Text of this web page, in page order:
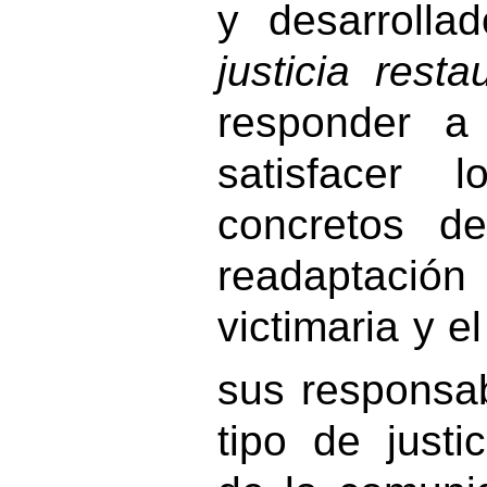
y
justicia
responder
satisfacer
concretos
victimaria y
sus
tipo de